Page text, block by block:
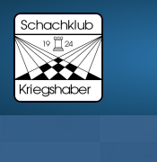
Zum
Inhalt
springen